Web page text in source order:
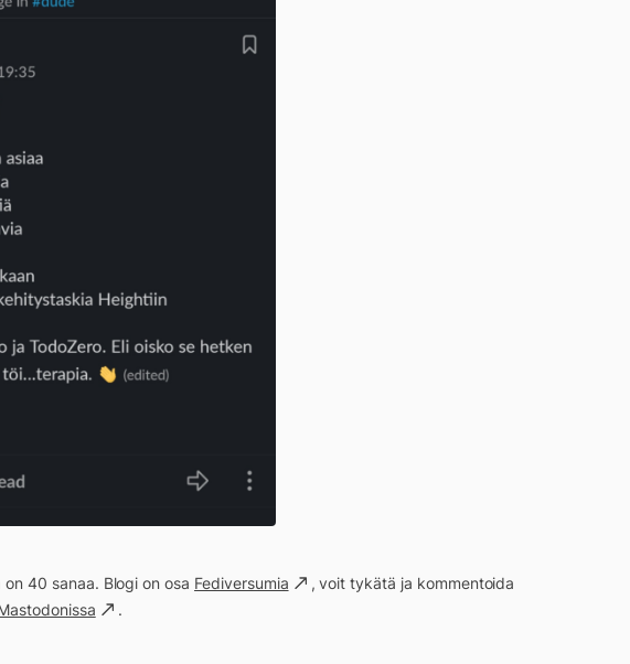
40 sanaa. Blogi on osa Fediversumia
, voit tykätä ja kommentoida
.